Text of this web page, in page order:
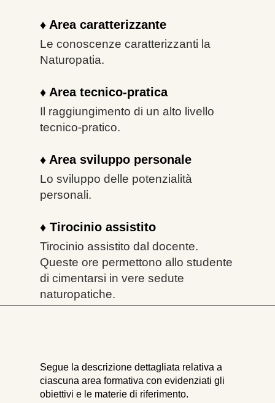
♦ Area caratterizzante
Le conoscenze caratterizzanti la
Naturopatia.
♦ Area tecnico-pratica
Il raggiungimento di un alto livello
tecnico-pratico.
♦ Area sviluppo personale
Lo sviluppo delle potenzialità
personali.
♦ Tirocinio assistito
Tirocinio assistito dal docente.
Queste ore permettono allo studente
di cimentarsi in vere sedute
naturopatiche.
Segue la descrizione dettagliata relativa a
ciascuna area formativa con evidenziati gli
obiettivi e le materie di riferimento.